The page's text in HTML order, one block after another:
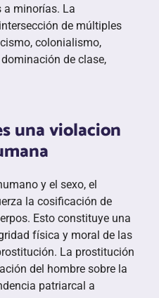
a minorías. La
de múltiples
colonialismo,
de clase,
una violacion
y el sexo, el
la cosificación de
Esto constituye una
física y moral de las
La prostitución
del hombre sobre la
patriarcal a